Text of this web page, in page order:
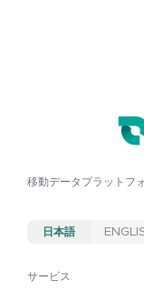
移動データプラットフ
日本語
サービス